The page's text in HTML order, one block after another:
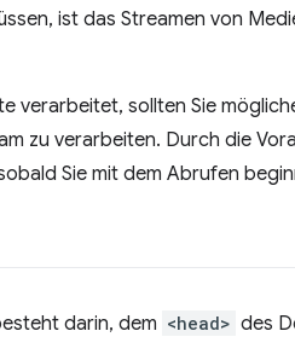
ist das Streamen von
verarbeitet, sollten Sie
zu verarbeiten. Durch die
Sie mit dem Abrufen
darin, dem <head> des